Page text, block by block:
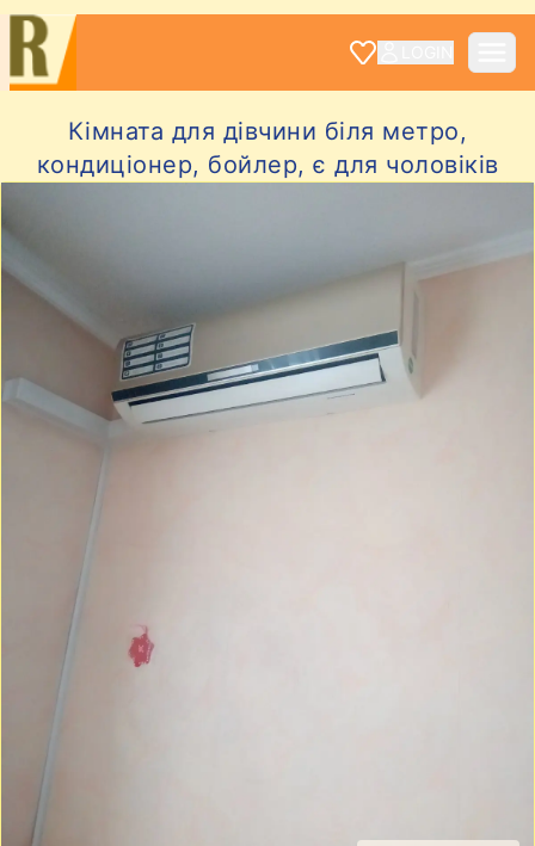
Кімната для дівчини біля метро,
кондиціонер, бойлер, є для чоловіків